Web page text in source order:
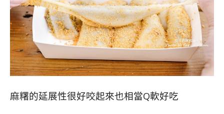
麻糬的延展性很好咬起來也相當Q軟好吃